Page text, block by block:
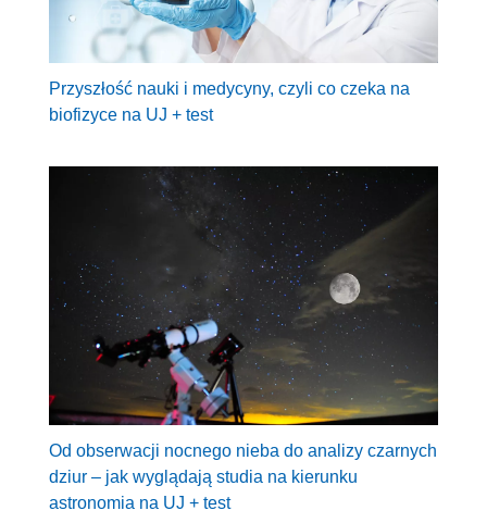
Przyszłość nauki i medycyny, czyli co czeka na
biofizyce na UJ + test
Od obserwacji nocnego nieba do analizy czarnych
dziur – jak wyglądają studia na kierunku
astronomia na UJ + test